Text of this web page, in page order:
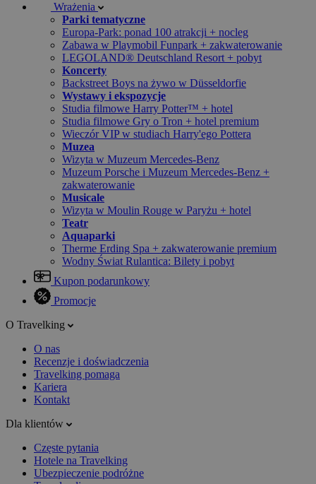
Wrażenia
Parki tematyczne
Europa-Park: ponad 100 atrakcji + nocleg
Zabawa w Playmobil Funpark + zakwaterowanie
LEGOLAND® Deutschland Resort + pobyt
Koncerty
Backstreet Boys na żywo w Düsseldorfie
Wystawy i ekspozycje
Studia filmowe Harry Potter™ + hotel
Studia filmowe Gry o Tron + hotel premium
Wieczór VIP w studiach Harry'ego Pottera
Muzea
Wizyta w Muzeum Mercedes-Benz
Muzeum Porsche i Muzeum Mercedes-Benz +
zakwaterowanie
Musicale
Wizyta w Moulin Rouge w Paryżu + hotel
Teatr
Aquaparki
Therme Erding Spa + zakwaterowanie premium
Wodny Świat Rulantica: Bilety i pobyt
Kupon podarunkowy
Promocje
O Travelking
O nas
Recenzje i doświadczenia
Travelking pomaga
Kariera
Kontakt
Dla klientów
Częste pytania
Hotele na Travelking
Ubezpieczenie podróżne